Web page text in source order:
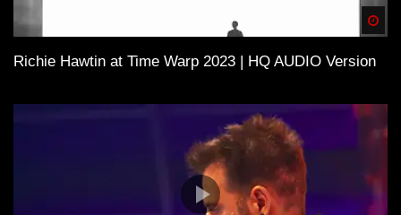
Richie Hawtin at Time Warp 2023 | HQ AUDIO Version